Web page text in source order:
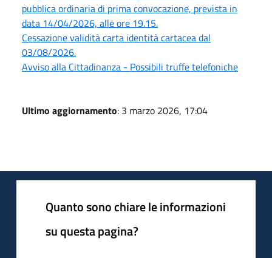
pubblica ordinaria di prima convocazione, prevista in
data 14/04/2026, alle ore 19.15.
Cessazione validità carta identità cartacea dal
03/08/2026.
Avviso alla Cittadinanza - Possibili truffe telefoniche
Ultimo aggiornamento: 3 marzo 2026, 17:04
Quanto sono chiare le informazioni
su questa pagina?